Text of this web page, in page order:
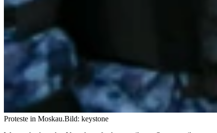
Proteste in Moskau.Bild: keystone